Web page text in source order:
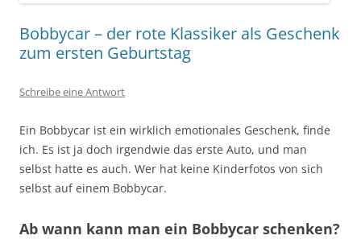
Bobbycar – der rote Klassiker als Geschenk
zum ersten Geburtstag
Schreibe eine Antwort
Ein Bobbycar ist ein wirklich emotionales Geschenk, finde
ich. Es ist ja doch irgendwie das erste Auto, und man
selbst hatte es auch. Wer hat keine Kinderfotos von sich
selbst auf einem Bobbycar.
Ab wann kann man ein Bobbycar schenken?